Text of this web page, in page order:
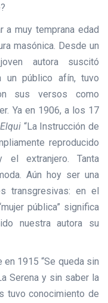
a muy temprana edad
masónica. Desde un
autora suscitó
un público afín, tuvo
sus versos como
Ya en 1906, a los 17
“La Instrucción de
reproducido
extranjero. Tanta
Aún hoy ser una
transgresivas: en el
pública” significa
nuestra autora su
1915 “Se queda sin
Serena y sin saber la
tuvo conocimiento de